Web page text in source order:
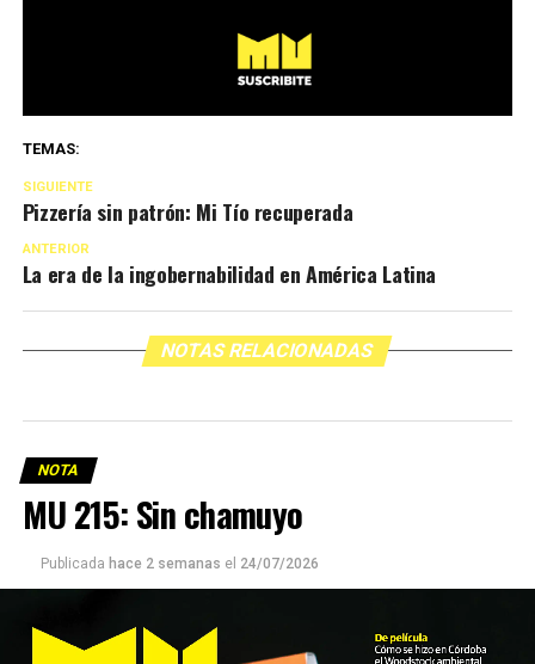
TEMAS:
SIGUIENTE
Pizzería sin patrón: Mi Tío recuperada
ANTERIOR
La era de la ingobernabilidad en América Latina
NOTAS RELACIONADAS
NOTA
MU 215: Sin chamuyo
Publicada hace 2 semanas el 24/07/2026